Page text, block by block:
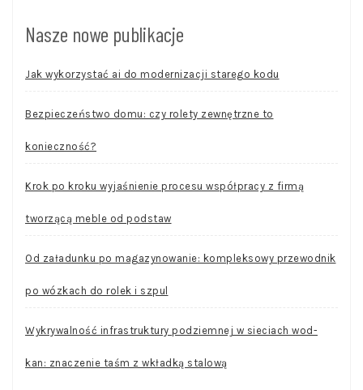
Nasze nowe publikacje
Jak wykorzystać ai do modernizacji starego kodu
Bezpieczeństwo domu: czy rolety zewnętrzne to
konieczność?
Krok po kroku wyjaśnienie procesu współpracy z firmą
tworzącą meble od podstaw
Od załadunku po magazynowanie: kompleksowy przewodnik
po wózkach do rolek i szpul
Wykrywalność infrastruktury podziemnej w sieciach wod-
kan: znaczenie taśm z wkładką stalową